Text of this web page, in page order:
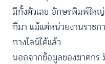
มีทั้งตัวเลข อักษรพิมพ์ใหญ่
ที่มา แม้แต่หน่วยงานราชก
ทางไลน์ได้แล้ว
นอกจากข้อมูลของฆาตกร